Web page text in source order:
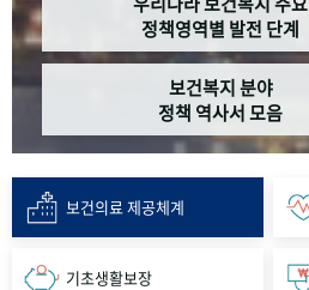
정책영역별 발전 단계
보건복지 분야
정책 역사서 모음
보건의료 제공체계
기초생활보장